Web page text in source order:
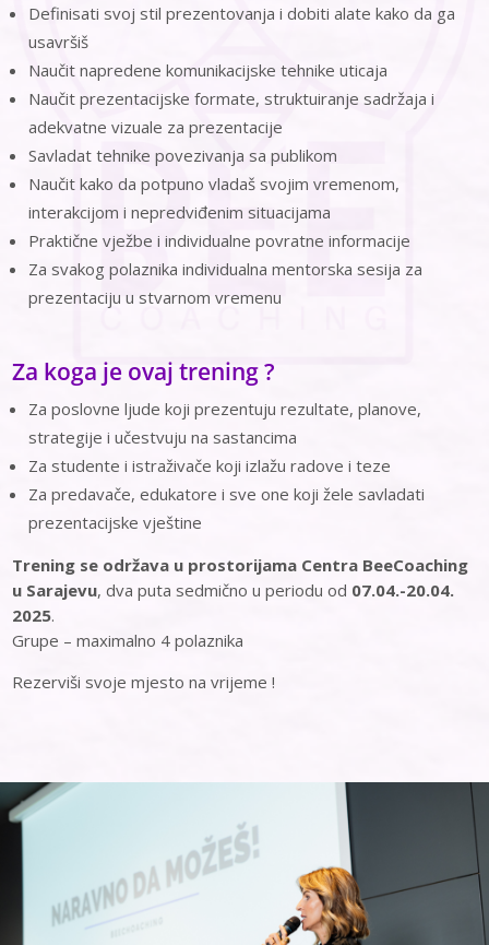
Definisati svoj stil prezentovanja i dobiti alate kako da ga
usavršiš
Naučit napredene komunikacijske tehnike uticaja
Naučit prezentacijske formate, struktuiranje sadržaja i
adekvatne vizuale za prezentacije
Savladat tehnike povezivanja sa publikom
Naučit kako da potpuno vladaš svojim vremenom,
interakcijom i nepredviđenim situacijama
Praktične vježbe i individualne povratne informacije
Za svakog polaznika individualna mentorska sesija za
prezentaciju u stvarnom vremenu
Za koga je ovaj trening ?
Za poslovne ljude koji prezentuju rezultate, planove,
strategije i učestvuju na sastancima
Za studente i istraživače koji izlažu radove i teze
Za predavače, edukatore i sve one koji žele savladati
prezentacijske vještine
Trening se održava u prostorijama Centra BeeCoaching
u Sarajevu, dva puta sedmično u periodu od 07.04.-20.04.
2025.
Grupe – maximalno 4 polaznika
Rezerviši svoje mjesto na vrijeme !